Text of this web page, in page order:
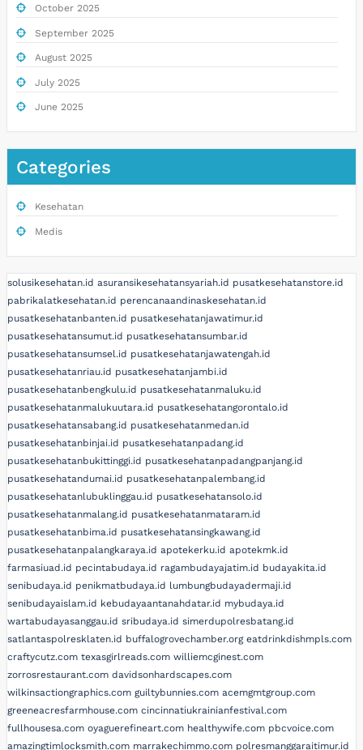
October 2025
September 2025
August 2025
July 2025
June 2025
Categories
Kesehatan
Medis
solusikesehatan.id asuransikesehatansyariah.id pusatkesehatanstore.id
pabrikalatkesehatan.id perencanaandinaskesehatan.id
pusatkesehatanbanten.id pusatkesehatanjawatimur.id
pusatkesehatansumut.id pusatkesehatansumbar.id
pusatkesehatansumsel.id pusatkesehatanjawatengah.id
pusatkesehatanriau.id pusatkesehatanjambi.id
pusatkesehatanbengkulu.id pusatkesehatanmaluku.id
pusatkesehatanmalukuutara.id pusatkesehatangorontalo.id
pusatkesehatansabang.id pusatkesehatanmedan.id
pusatkesehatanbinjai.id pusatkesehatanpadang.id
pusatkesehatanbukittinggi.id pusatkesehatanpadangpanjang.id
pusatkesehatandumai.id pusatkesehatanpalembang.id
pusatkesehatanlubuklinggau.id pusatkesehatansolo.id
pusatkesehatanmalang.id pusatkesehatanmataram.id
pusatkesehatanbima.id pusatkesehatansingkawang.id
pusatkesehatanpalangkaraya.id apotekerku.id apotekmk.id
farmasiuad.id pecintabudaya.id ragambudayajatim.id budayakita.id
senibudaya.id penikmatbudaya.id lumbungbudayadermaji.id
senibudayaislam.id kebudayaantanahdatar.id mybudaya.id
wartabudayasanggau.id sribudaya.id simerdupolresbatang.id
satlantaspolresklaten.id buffalogrovechamber.org eatdrinkdishmpls.com
craftycutz.com texasgirlreads.com williemcginest.com
zorrosrestaurant.com davidsonhardscapes.com
wilkinsactiongraphics.com guiltybunnies.com acemgmtgroup.com
greeneacresfarmhouse.com cincinnatiukrainianfestival.com
fullhousesa.com oyaguerefineart.com healthywife.com pbcvoice.com
amazingtimlocksmith.com marrakechimmo.com polresmanggaraitimur.id